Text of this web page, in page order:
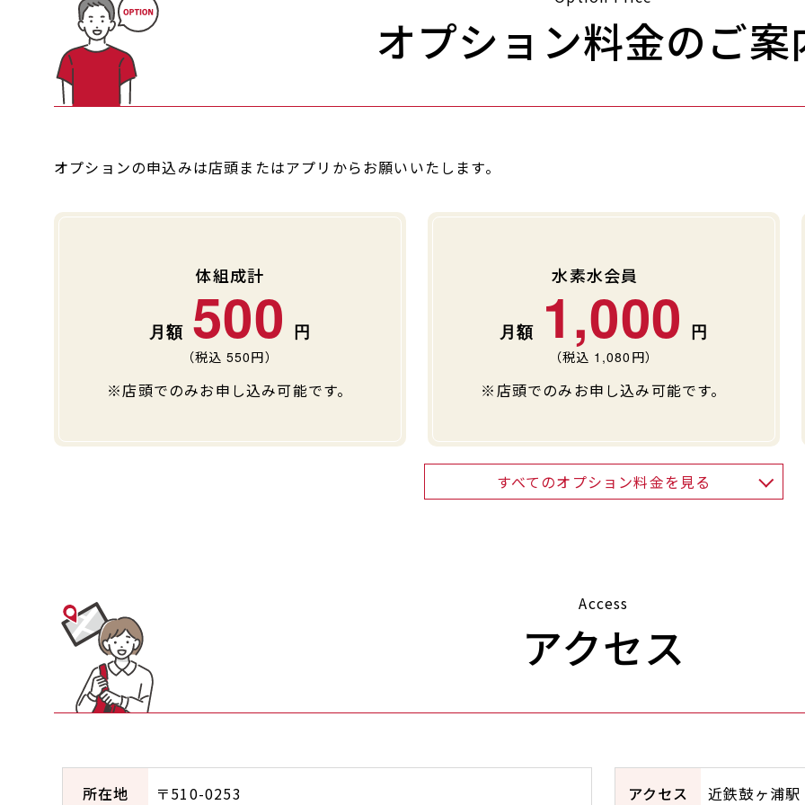
オプション料金のご案
オプションの申込みは店頭またはアプリからお願いいたします。
体組成計
500
（税込 550円）
※店頭でのみお申し込み可能です。
水素水会員
1,000
（税込 1,080 円）
※店頭でのみお申し込み可能です。
すべてのオプション料金を見る
Access
アクセス
所在地 〒510-0253 アクセス 近鉄鼓ヶ浦駅